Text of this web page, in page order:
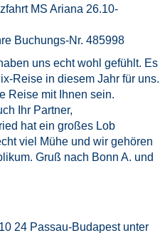
MS Ariana 26.10-
Buchungs-Nr. 485998
uns echt wohl gefühlt. Es
Reise in diesem Jahr für uns.
Reise mit Ihnen sein.
Ihr Partner,
hat ein großes Lob
viel Mühe und wir gehören
Gruß nach Bonn A. und
24 Passau-Budapest unter